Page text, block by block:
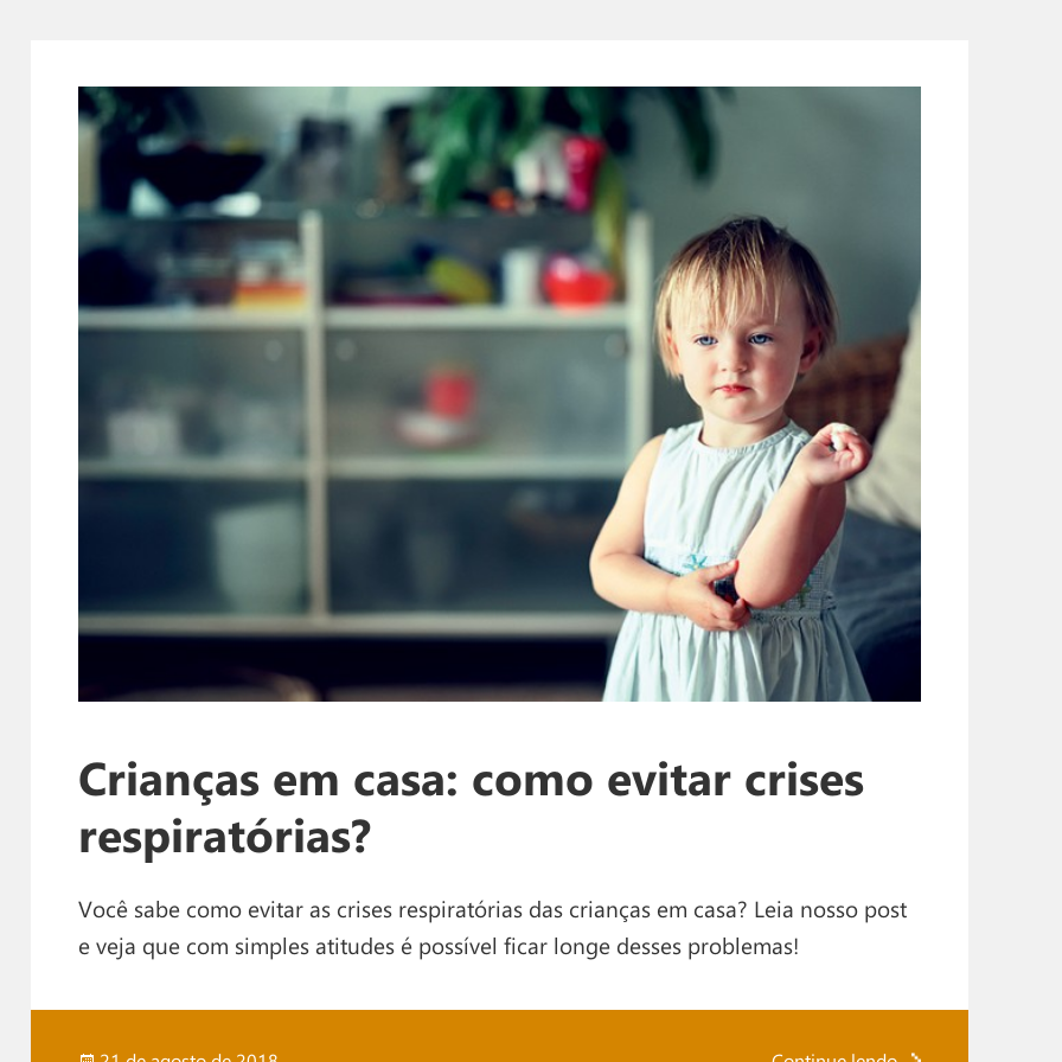
Crianças em casa: como evitar crises
respiratórias?
Você sabe como evitar as crises respiratórias das crianças em casa? Leia nosso post
e veja que com simples atitudes é possível ficar longe desses problemas!